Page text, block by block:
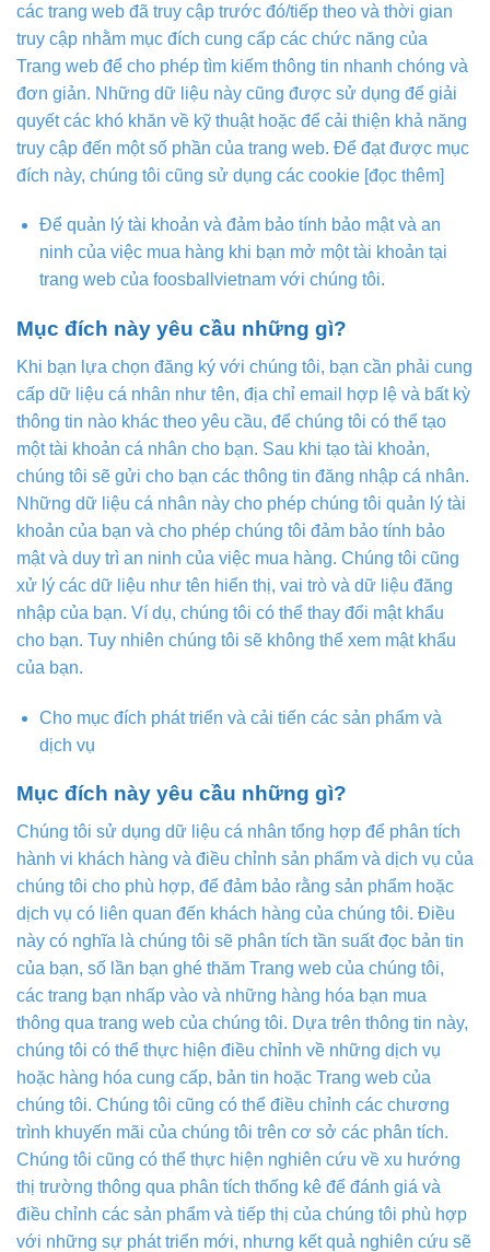
các trang web đã truy cập trước đó/tiếp theo và thời gian
truy cập nhằm mục đích cung cấp các chức năng của
Trang web để cho phép tìm kiếm thông tin nhanh chóng và
đơn giản. Những dữ liệu này cũng được sử dụng để giải
quyết các khó khăn về kỹ thuật hoặc để cải thiện khả năng
truy cập đến một số phần của trang web. Để đạt được mục
đích này, chúng tôi cũng sử dụng các cookie [đọc thêm]
Để quản lý tài khoản và đảm bảo tính bảo mật và an
ninh của việc mua hàng khi bạn mở một tài khoản tại
trang web của foosballvietnam với chúng tôi.
Mục đích này yêu cầu những gì?
Khi bạn lựa chọn đăng ký với chúng tôi, bạn cần phải cung
cấp dữ liệu cá nhân như tên, địa chỉ email hợp lệ và bất kỳ
thông tin nào khác theo yêu cầu, để chúng tôi có thể tạo
một tài khoản cá nhân cho bạn. Sau khi tạo tài khoản,
chúng tôi sẽ gửi cho bạn các thông tin đăng nhập cá nhân.
Những dữ liệu cá nhân này cho phép chúng tôi quản lý tài
khoản của bạn và cho phép chúng tôi đảm bảo tính bảo
mật và duy trì an ninh của việc mua hàng. Chúng tôi cũng
xử lý các dữ liệu như tên hiển thị, vai trò và dữ liệu đăng
nhập của bạn. Ví dụ, chúng tôi có thể thay đổi mật khẩu
cho bạn. Tuy nhiên chúng tôi sẽ không thể xem mật khẩu
của bạn.
Cho mục đích phát triển và cải tiến các sản phẩm và
dịch vụ
Mục đích này yêu cầu những gì?
Chúng tôi sử dụng dữ liệu cá nhân tổng hợp để phân tích
hành vi khách hàng và điều chỉnh sản phẩm và dịch vụ của
chúng tôi cho phù hợp, để đảm bảo rằng sản phẩm hoặc
dịch vụ có liên quan đến khách hàng của chúng tôi. Điều
này có nghĩa là chúng tôi sẽ phân tích tần suất đọc bản tin
của bạn, số lần bạn ghé thăm Trang web của chúng tôi,
các trang bạn nhấp vào và những hàng hóa bạn mua
thông qua trang web của chúng tôi. Dựa trên thông tin này,
chúng tôi có thể thực hiện điều chỉnh về những dịch vụ
hoặc hàng hóa cung cấp, bản tin hoặc Trang web của
chúng tôi. Chúng tôi cũng có thể điều chỉnh các chương
trình khuyến mãi của chúng tôi trên cơ sở các phân tích.
Chúng tôi cũng có thể thực hiện nghiên cứu về xu hướng
thị trường thông qua phân tích thống kê để đánh giá và
điều chỉnh các sản phẩm và tiếp thị của chúng tôi phù hợp
với những sự phát triển mới, nhưng kết quả nghiên cứu sẽ